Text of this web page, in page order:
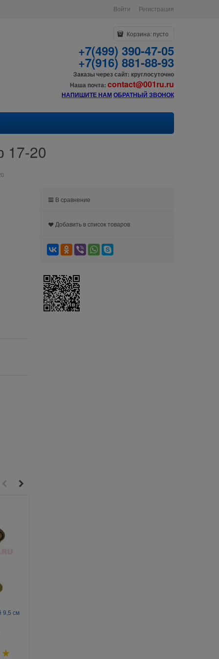
Войти Регистрация
Корзина: пусто
+7(499) 390-47-05
+7(916) 881-88-93
Заказы через сайт: круглосуточно
Наша почта: contact@001ru.ru
НАПИШИТЕ НАМОБРАТНЫЙ ЗВОНОК
17-20
9,5 см
В сравнение
Добавить в список товаров